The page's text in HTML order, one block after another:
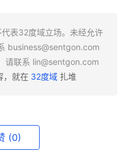
表32度域立场。未经允许
business@sentgon.com
请联系 lin@sentgon.com
，就在 32度域扎堆
(0)